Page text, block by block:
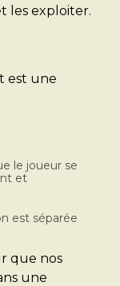
les exploiter.
est une
le joueur se
et
est séparée
que nos
une